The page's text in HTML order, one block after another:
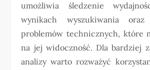
umożliwia śledzenie
wynikach wyszukiwania oraz
problemów technicznych, które
na jej widoczność. Dla bardziej
analizy warto rozważyć